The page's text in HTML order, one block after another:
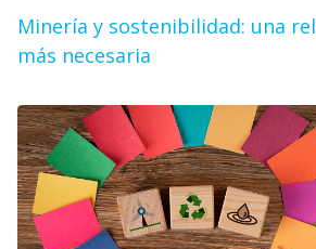
Minería y sostenibilidad: una
más necesaria